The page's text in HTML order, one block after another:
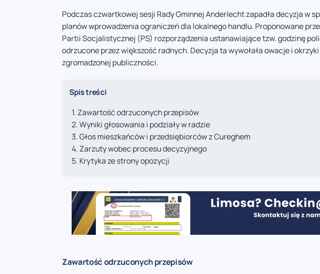
Podczas czwartkowej sesji Rady Gminnej Anderlecht zapadła decyzja w
planów wprowadzenia ograniczeń dla lokalnego handlu. Proponowane
Partii Socjalistycznej (PS) rozporządzenia ustanawiające tzw. godzinę
odrzucone przez większość radnych. Decyzja ta wywołała owacje i
zgromadzonej publiczności.
Spis treści
Zawartość odrzuconych przepisów
Wyniki głosowania i podziały w radzie
Głos mieszkańców i przedsiębiorców z Cureghem
Zarzuty wobec procesu decyzyjnego
Krytyka ze strony opozycji
Zawartość odrzuconych przepisów